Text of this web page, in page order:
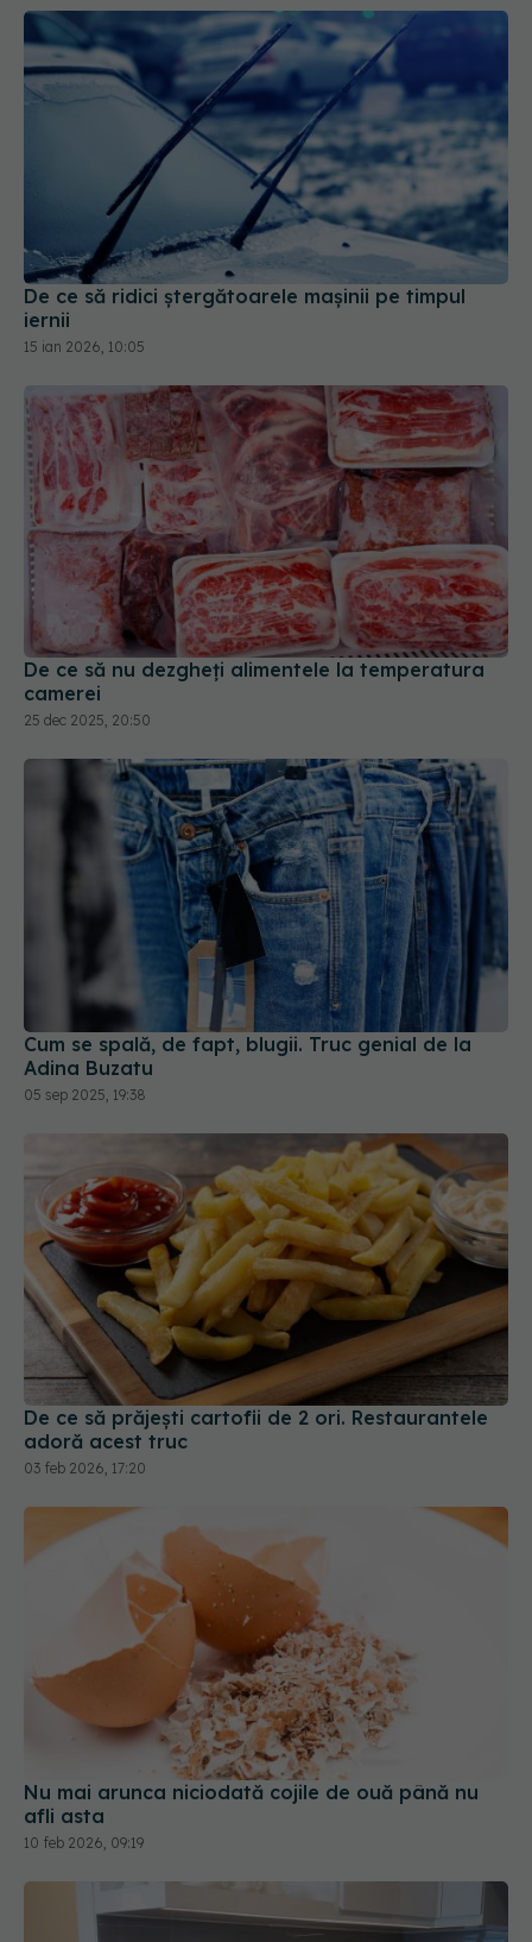
De ce să ridici ștergătoarele mașinii pe timpul
iernii
15 ian 2026, 10:05
De ce să nu dezgheți alimentele la temperatura
camerei
25 dec 2025, 20:50
Cum se spală, de fapt, blugii. Truc genial de la
Adina Buzatu
05 sep 2025, 19:38
De ce să prăjești cartofii de 2 ori. Restaurantele
adoră acest truc
03 feb 2026, 17:20
Nu mai arunca niciodată cojile de ouă până nu
10 feb 2026, 09:19